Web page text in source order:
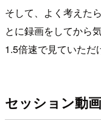
そして、よく考えた
とに録画をしてから
1.5倍速で見ていただ
セッション動画